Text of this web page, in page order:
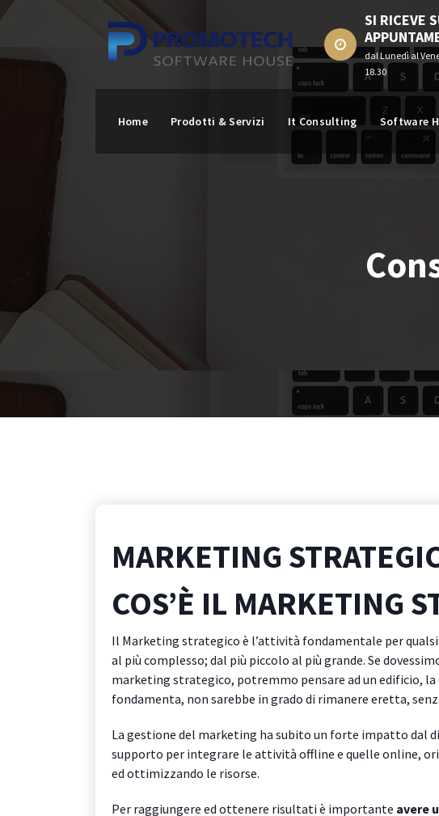
Skip
SI RICEVE
dal Lunedì al
18.30
Home Prodotti & Servizi It Consulting Software
MARKETING
COS’È IL MARKETING
Il Marketing strategico è l’attività fondamentale per
al più complesso; dal più piccolo al più grande. Se
marketing strategico, potremmo pensare ad un edificio, la
fondamenta, non sarebbe in grado di rimanere eretta,
La gestione del marketing ha subito un forte impatto dal
supporto per integrare le attività offline e quelle online,
ed ottimizzando le risorse.
Per raggiungere ed ottenere risultati è importante avere